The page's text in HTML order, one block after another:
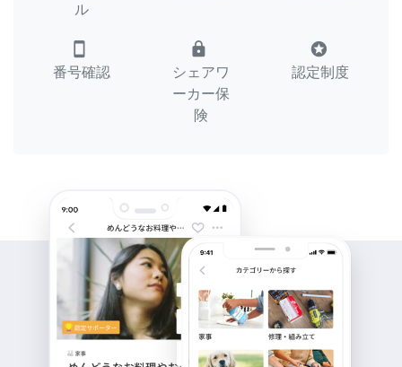
ル
smartphone
番号確認
lock
シェアワ
ーカー保
険
stars
認定制度